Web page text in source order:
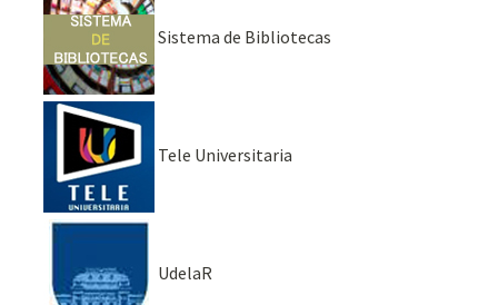
Sistema de Bibliotecas
Tele Universitaria
UdelaR